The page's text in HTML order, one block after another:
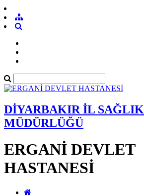
DİYARBAKIR İL SAĞLIK
MÜDÜRLÜĞÜ
ERGANİ DEVLET
HASTANESİ